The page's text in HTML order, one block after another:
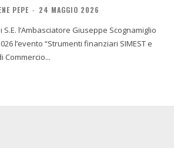
PEPE - 24 MAGGIO 2026
l’Ambasciatore Giuseppe Scognamiglio
l’evento “Strumenti finanziari SIMEST e
Commercio...